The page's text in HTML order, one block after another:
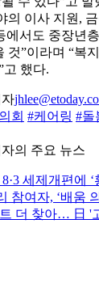
의 이사 지원,
에서도 중장년
것”이라며 “복
고 했다.
회 #케어링 #돌
의 주요 뉴스
세제개편에
참여자, ‘배움
더 찾아… 日 '